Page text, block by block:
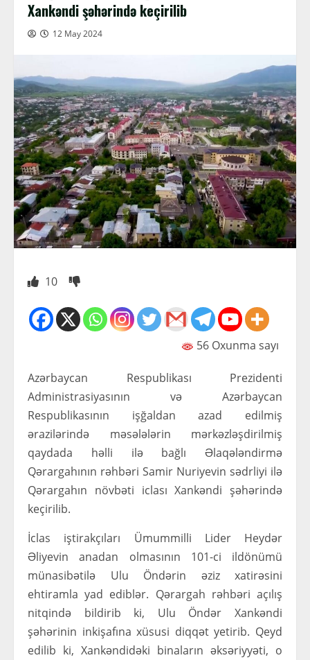
Xankəndi şəhərində keçirilib
12 May 2024
10
56 Oxunma sayı
Azərbaycan Respublikası Prezidenti
Administrasiyasının və Azərbaycan
Respublikasının işğaldan azad edilmiş
ərazilərində məsələlərin mərkəzləşdirilmiş
qaydada həlli ilə bağlı Əlaqələndirmə
Qərargahının rəhbəri Samir Nuriyevin sədrliyi ilə
Qərargahın növbəti iclası Xankəndi şəhərində
keçirilib.
İclas iştirakçıları Ümummilli Lider Heydər
Əliyevin anadan olmasının 101-ci ildönümü
münasibətilə Ulu Öndərin əziz xatirəsini
ehtiramla yad ediblər. Qərargah rəhbəri açılış
nitqində bildirib ki, Ulu Öndər Xankəndi
şəhərinin inkişafına xüsusi diqqət yetirib. Qeyd
edilib ki, Xankəndidəki binaların əksəriyyəti, o